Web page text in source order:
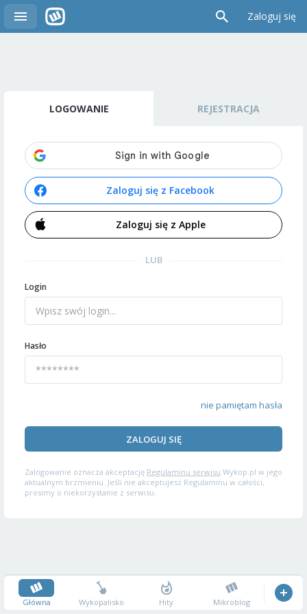
Zaloguj się
LOGOWANIE REJESTRACJA
Zaloguj się z Facebook
Zaloguj się z Apple
LUB
Login
Hasło
nie pamiętam hasła
ZALOGUJ SIĘ
Zalogowanie oznacza akceptację Regulaminu serwisu Wykop.pl w jego
aktualnym brzmieniu. Jeśli nie akceptujesz Regulaminu w całości,
prosimy o niekorzystanie z serwisu.
Główna Wykopalisko Hity Mikroblog